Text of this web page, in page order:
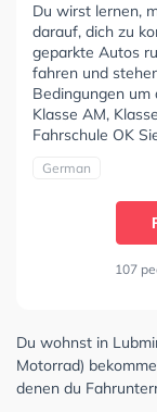
Du wirst lernen,
darauf, dich zu
geparkte Autos
fahren und
Bedingungen um
Klasse AM,
Fahrschule OK
German
107
Du wohnst in
Motorrad)
denen du